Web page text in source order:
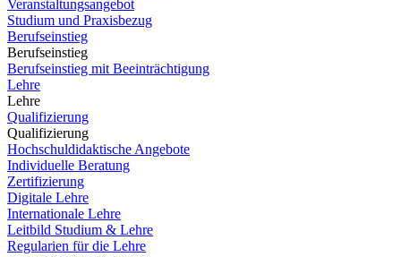
Veranstaltungsangebot
Studium und Praxisbezug
Berufseinstieg
Berufseinstieg
Berufseinstieg mit Beeinträchtigung
Lehre
Lehre
Qualifizierung
Qualifizierung
Hochschuldidaktische Angebote
Individuelle Beratung
Zertifizierung
Digitale Lehre
Internationale Lehre
Leitbild Studium & Lehre
Regularien für die Lehre